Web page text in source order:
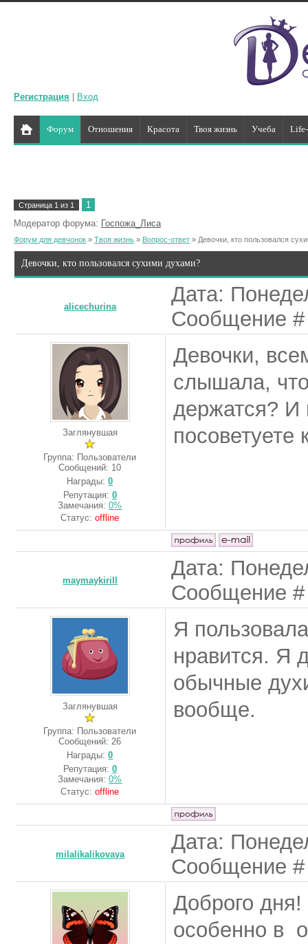
Регистрация Вход
Форум Отношения Красота Твоя жизнь Учеба
Страница 1 из 1
1
Модератор форума: Госпожа_Лиса
Форум для девчонок » Твоя жизнь » Вопрос-ответ » Девочки, кто пользовался
Девочки, кто пользовался сухими духами?
alicechurina
Дата:
Сообщение
Заглянувшая
Группа: Пользователи
Сообщений: 10
Награды:0
Репутация: 0
Замечания:0%
Статус:offline
Девочки,
слышала,
держатся? И
посоветуете
maymaykirill
Дата:
Сообщение
Заглянувшая
Группа: Пользователи
Сообщений: 26
Награды:0
Репутация: 0
Замечания:0%
Статус:offline
Я
нравится. Я
обычные
вообще.
milalikalikovaya
Дата:
Сообщение
Доброго
особенно в